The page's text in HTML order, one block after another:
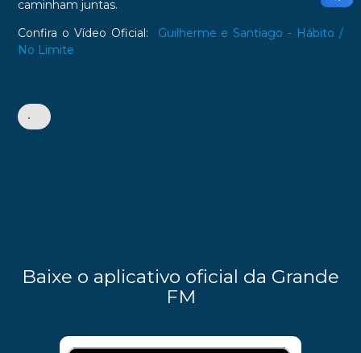
caminham juntas.
Confira o Vídeo Oficial: Guilherme e Santiago - Hábito /
No Limite
•
Baixe o aplicativo oficial da Grande
FM